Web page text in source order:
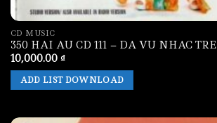
CD MUSIC
350 HAI AU CD 111 – DA VU NHAC TRE
10,000.00 ₫
ADD LIST DOWNLOAD